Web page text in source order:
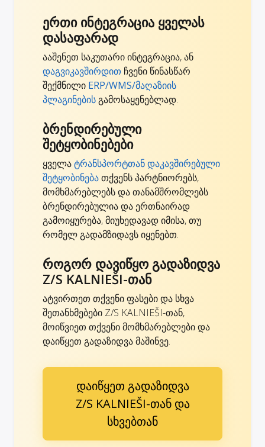
ერთი ინტეგრაცია ყველას
დასაფარად
ააშენეთ საკუთარი ინტეგრაცია, ან
დაგვიკავშირდით ჩვენი წინასწარ
შექმნილი ERP/WMS/მაღაზიის
პლაგინებისგამოსაყენებლად.
ბრენდირებული
შეტყობინებები
ყველატრანსპორტთან დაკავშირებული
შეტყობინებათქვენს პარტნიორებს,
მომხმარებლებს და თანამშრომლებს
ბრენდირებულია და ერთნაირად
გამოიყურება, მიუხედავად იმისა, თუ
რომელ გადამზიდავს იყენებთ.
როგორ დავიწყო გადაზიდვა
Z/S KALNIEŠI-თან
ატვირთეთ თქვენი ფასები და სხვა
შეთანხმებები Z/S KALNIEŠI-თან,
მოიწვიეთ თქვენი მომხმარებლები და
დაიწყეთ გადაზიდვა მაშინვე.
დაიწყეთ გადაზიდვა
Z/S KALNIEŠI-თან და
სხვებთან